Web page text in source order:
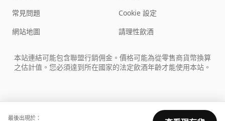
最後出現於：
常見問題
網站地圖
Cookie 設定
請理性飲酒
本站連結可能包含聯盟行銷佣金。價格可能為從零售商貨幣換算
之估計值。您必須達到所在國家的法定飲酒年齡才能使用本站。